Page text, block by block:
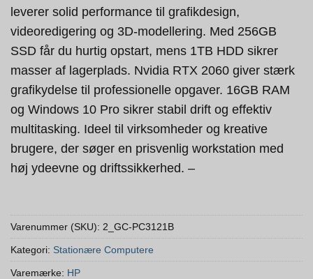
leverer solid performance til grafikdesign,
videoredigering og 3D-modellering. Med 256GB
SSD får du hurtig opstart, mens 1TB HDD sikrer
masser af lagerplads. Nvidia RTX 2060 giver stærk
grafikydelse til professionelle opgaver. 16GB RAM
og Windows 10 Pro sikrer stabil drift og effektiv
multitasking. Ideel til virksomheder og kreative
brugere, der søger en prisvenlig workstation med
høj ydeevne og driftssikkerhed. –
Varenummer (SKU): 2_GC-PC3121B
Kategori: Stationære Computere
Varemærke: HP